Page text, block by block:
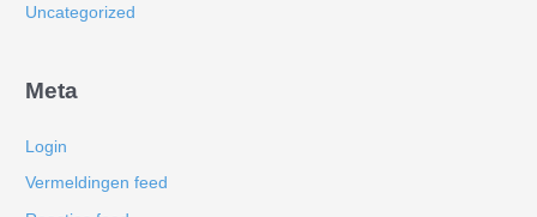
Uncategorized
Meta
Login
Vermeldingen feed